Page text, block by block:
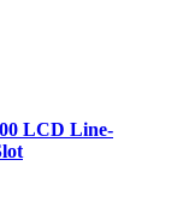
LCD Line-